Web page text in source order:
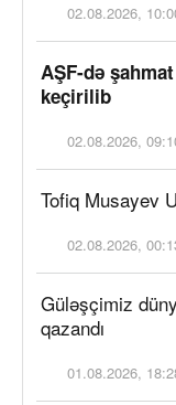
02.08.2026,
AŞF-də
keçirilib
02.08.2026,
Tofiq Musayev
02.08.2026,
Güləşçimiz
qazandı
01.08.2026,